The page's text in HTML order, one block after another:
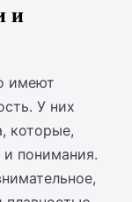
и
имеют
У них
которые,
и понимания.